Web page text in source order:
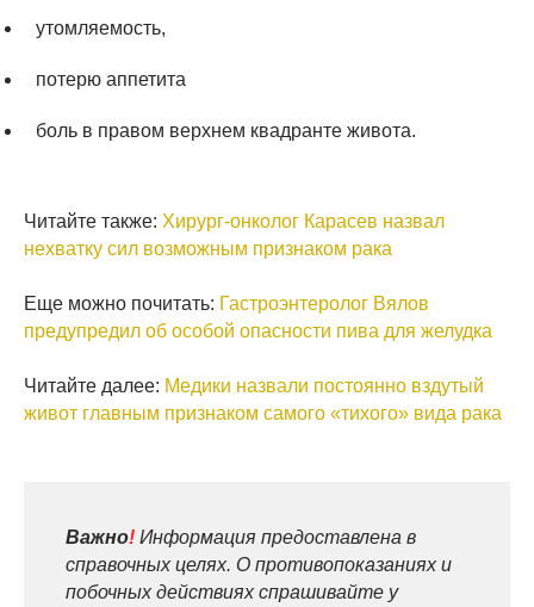
утомляемость,
потерю аппетита
боль в правом верхнем квадранте живота.
Читайте также: Хирург-онколог Карасев назвал
нехватку сил возможным признаком рака
Еще можно почитать: Гастроэнтеролог Вялов
предупредил об особой опасности пива для желудка
Читайте далее: Медики назвали постоянно вздутый
живот главным признаком самого «тихого» вида рака
Важно! Информация предоставлена в
справочных целях. О противопоказаниях и
побочных действиях спрашивайте у